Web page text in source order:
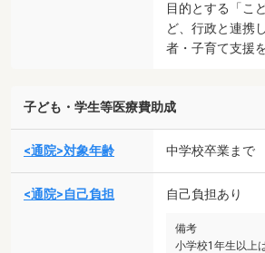
目的とする「こ
ど、行政と連携
者・子育て支援
子ども・学生等医療費助成
<通院>対象年齢 中学校卒業まで
<通院>自己負担 自己負担あり
備考
小学校1年生以上